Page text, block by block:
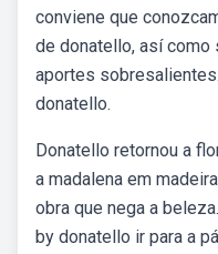
conviene que
de donatello, así como
aportes
donatello.
Donatello retornou a
a madalena em
obra que nega a
by donatello ir para a